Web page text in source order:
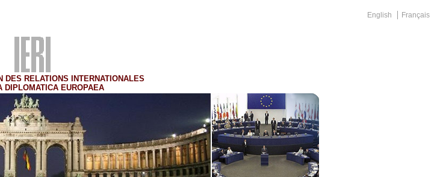
English Français
DES RELATIONS INTERNATIONALES
DIPLOMATICA EUROPAEA